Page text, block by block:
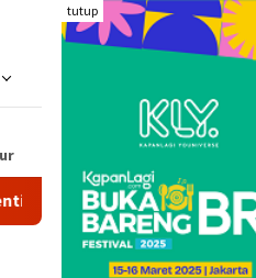
tutup
Pohon Besar Tumbang